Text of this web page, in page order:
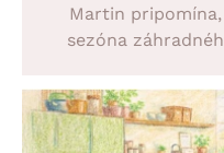
Martin
sezóna
kreslo Izeda –